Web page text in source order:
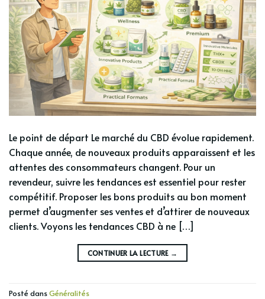
Le point de départ Le marché du CBD évolue rapidement.
Chaque année, de nouveaux produits apparaissent et les
attentes des consommateurs changent. Pour un
revendeur, suivre les tendances est essentiel pour rester
compétitif. Proposer les bons produits au bon moment
permet d’augmenter ses ventes et d’attirer de nouveaux
clients. Voyons les tendances CBD à ne […]
CONTINUER LA LECTURE →
Posté dansGénéralités